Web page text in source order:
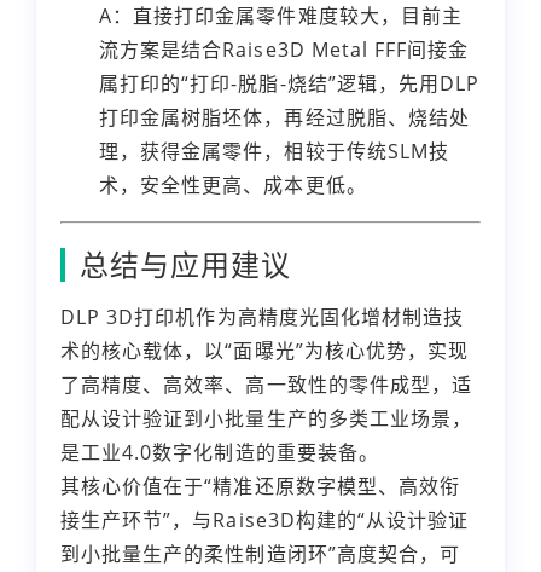
A：直接打印金属零件难度较大，目前主
流方案是结合Raise3D Metal FFF间接金
属打印的“打印-脱脂-烧结”逻辑，先用DLP
打印金属树脂坯体，再经过脱脂、烧结处
理，获得金属零件，相较于传统SLM技
术，安全性更高、成本更低。
总结与应用建议
DLP 3D打印机作为高精度光固化增材制造技
术的核心载体，以“面曝光”为核心优势，实现
了高精度、高效率、高一致性的零件成型，适
配从设计验证到小批量生产的多类工业场景，
是工业4.0数字化制造的重要装备。
其核心价值在于“精准还原数字模型、高效衔
接生产环节”，与Raise3D构建的“从设计验证
到小批量生产的柔性制造闭环”高度契合，可